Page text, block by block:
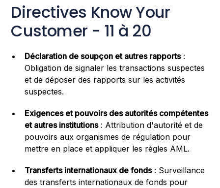
Directives Know Your
Customer - 11 à 20
Déclaration de soupçon et autres rapports:
Obligation de signaler les transactions suspectes
et de déposer des rapports sur les activités
suspectes.
Exigences et pouvoirs des autorités compétentes
et autres institutions: Attribution d'autorité et de
pouvoirs aux organismes de régulation pour
mettre en place et appliquer les règles AML.
Transferts internationaux de fonds: Surveillance
des transferts internationaux de fonds pour